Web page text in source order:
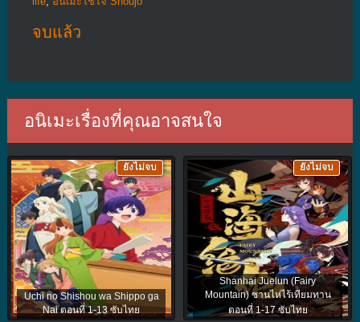
จบแล้ว
อนิเมะเรื่องที่คุณอาจสนใจ
Uchi no Shishou wa Shippo ga
Nai ตอนที่ 1-13 ซับไทย
ยังไม่จบ
Shanhai Juelun (Fairy
Mountain) ซานไห่ไร้เทียมทาน
ตอนที่ 1-17 ซับไทย
ยังไม่จบ